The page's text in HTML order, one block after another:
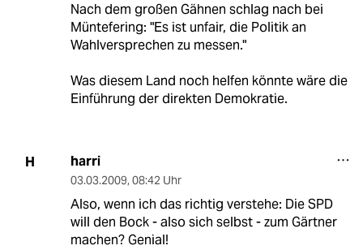
Nach dem großen Gähnen schlag nach bei
Müntefering: "Es ist unfair, die Politik an
Wahlversprechen zu messen."
Was diesem Land noch helfen könnte wäre die
Einführung der direkten Demokratie.
H harri
03.03.2009, 08:42 Uhr
Also, wenn ich das richtig verstehe: Die SPD
will den Bock - also sich selbst - zum Gärtner
machen? Genial!